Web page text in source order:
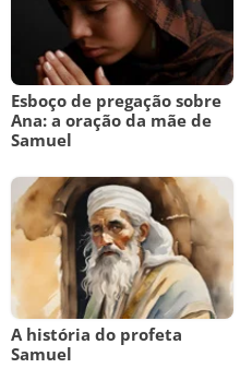
Esboço de pregação sobre
Ana: a oração da mãe de
Samuel
A história do profeta
Samuel